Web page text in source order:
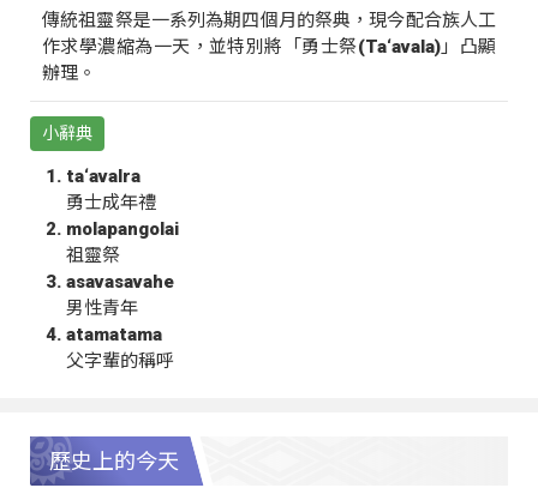
傳統祖靈祭是一系列為期四個月的祭典，現今配合族人工
作求學濃縮為一天，並特別將「勇士祭(Ta‘avala)」凸顯
辦理。
小辭典
ta‘avalra
勇士成年禮
molapangolai
祖靈祭
asavasavahe
男性青年
atamatama
父字輩的稱呼
歷史上的今天